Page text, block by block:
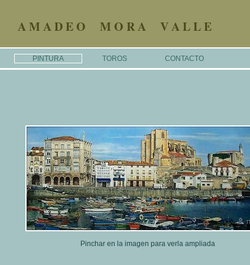
A M A D E O M O R A V A L L E
PINTURA TOROS CONTACTO
Pinchar en la imagen para verla ampliada